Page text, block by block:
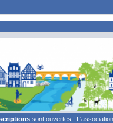
sont ouvertes !